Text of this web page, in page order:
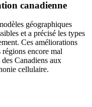
canadienne
géographiques
et a précisé les types
Ces améliorations
encore mal
Canadiens aux
cellulaire.